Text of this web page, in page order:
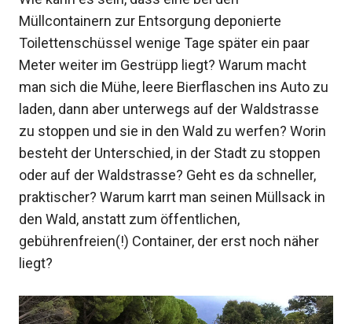
Müllcontainern zur Entsorgung deponierte
Toilettenschüssel wenige Tage später ein paar
Meter weiter im Gestrüpp liegt? Warum macht
man sich die Mühe, leere Bierflaschen ins Auto zu
laden, dann aber unterwegs auf der Waldstrasse
zu stoppen und sie in den Wald zu werfen? Worin
besteht der Unterschied, in der Stadt zu stoppen
oder auf der Waldstrasse? Geht es da schneller,
praktischer? Warum karrt man seinen Müllsack in
den Wald, anstatt zum öffentlichen,
gebührenfreien(!) Container, der erst noch näher
liegt?